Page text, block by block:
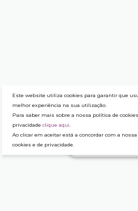
Este website utiliza cookies para garantir que
melhor experiência na sua utilização.
Para saber mais sobre a nossa política de
privacidadeclique aqui.
Ao clicar em aceitar está a concordar com a
cookies e de privacidade.